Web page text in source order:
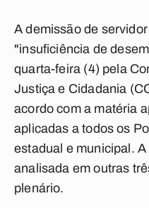
A demissão de
"insuficiência de
quarta-feira (4) pela
Justiça e Cidadania
acordo com a matéria
aplicadas a todos os
estadual e municipal.
analisada em outras
plenário.